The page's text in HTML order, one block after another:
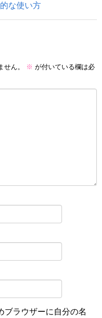
な使い方
ん。 ※ が付いている欄は必
ブラウザーに自分の名